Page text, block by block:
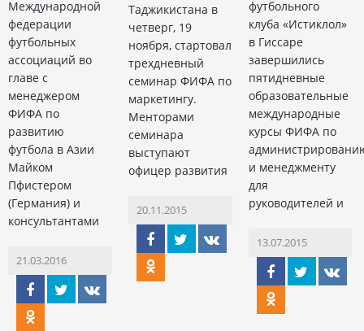
Международной
федерации
футбольных
ассоциаций во
главе с
менеджером
ФИФА по
развитию
футбола в Азии
Майком
Пфистером
(Германия) и
консультантами
21.03.2016
Таджикистана в
четверг, 19
ноября, стартовал
трехдневный
семинар ФИФА по
маркетингу.
Менторами
семинара
выступают
офицер развития
20.11.2015
футбольного
клуба «Истиклол»
в Гиссаре
завершились
пятидневные
образовательные
международные
курсы ФИФА по
и менеджменту
для
руководителей и
13.07.2015